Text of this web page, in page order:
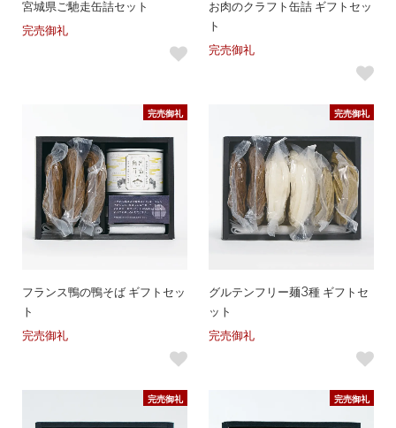
宮城県ご馳走缶詰セット
完売御礼
お肉のクラフト缶詰 ギフトセッ
ト
完売御礼
完売御礼
フランス鴨の鴨そば ギフトセッ
ト
完売御礼
完売御礼
グルテンフリー麺3種 ギフトセ
ット
完売御礼
完売御礼 完売御礼